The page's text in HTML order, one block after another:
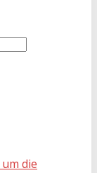
die